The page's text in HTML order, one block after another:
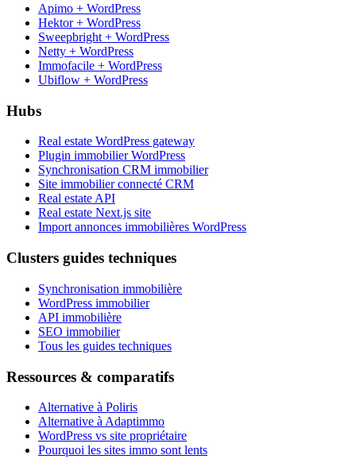
Apimo + WordPress
Hektor + WordPress
Sweepbright + WordPress
Netty + WordPress
Immofacile + WordPress
Ubiflow + WordPress
Hubs
Real estate WordPress gateway
Plugin immobilier WordPress
Synchronisation CRM immobilier
Site immobilier connecté CRM
Real estate API
Real estate Next.js site
Import annonces immobilières WordPress
Clusters guides techniques
Synchronisation immobilière
WordPress immobilier
API immobilière
SEO immobilier
Tous les guides techniques
Ressources & comparatifs
Alternative à Poliris
Alternative à Adaptimmo
WordPress vs site propriétaire
Pourquoi les sites immo sont lents